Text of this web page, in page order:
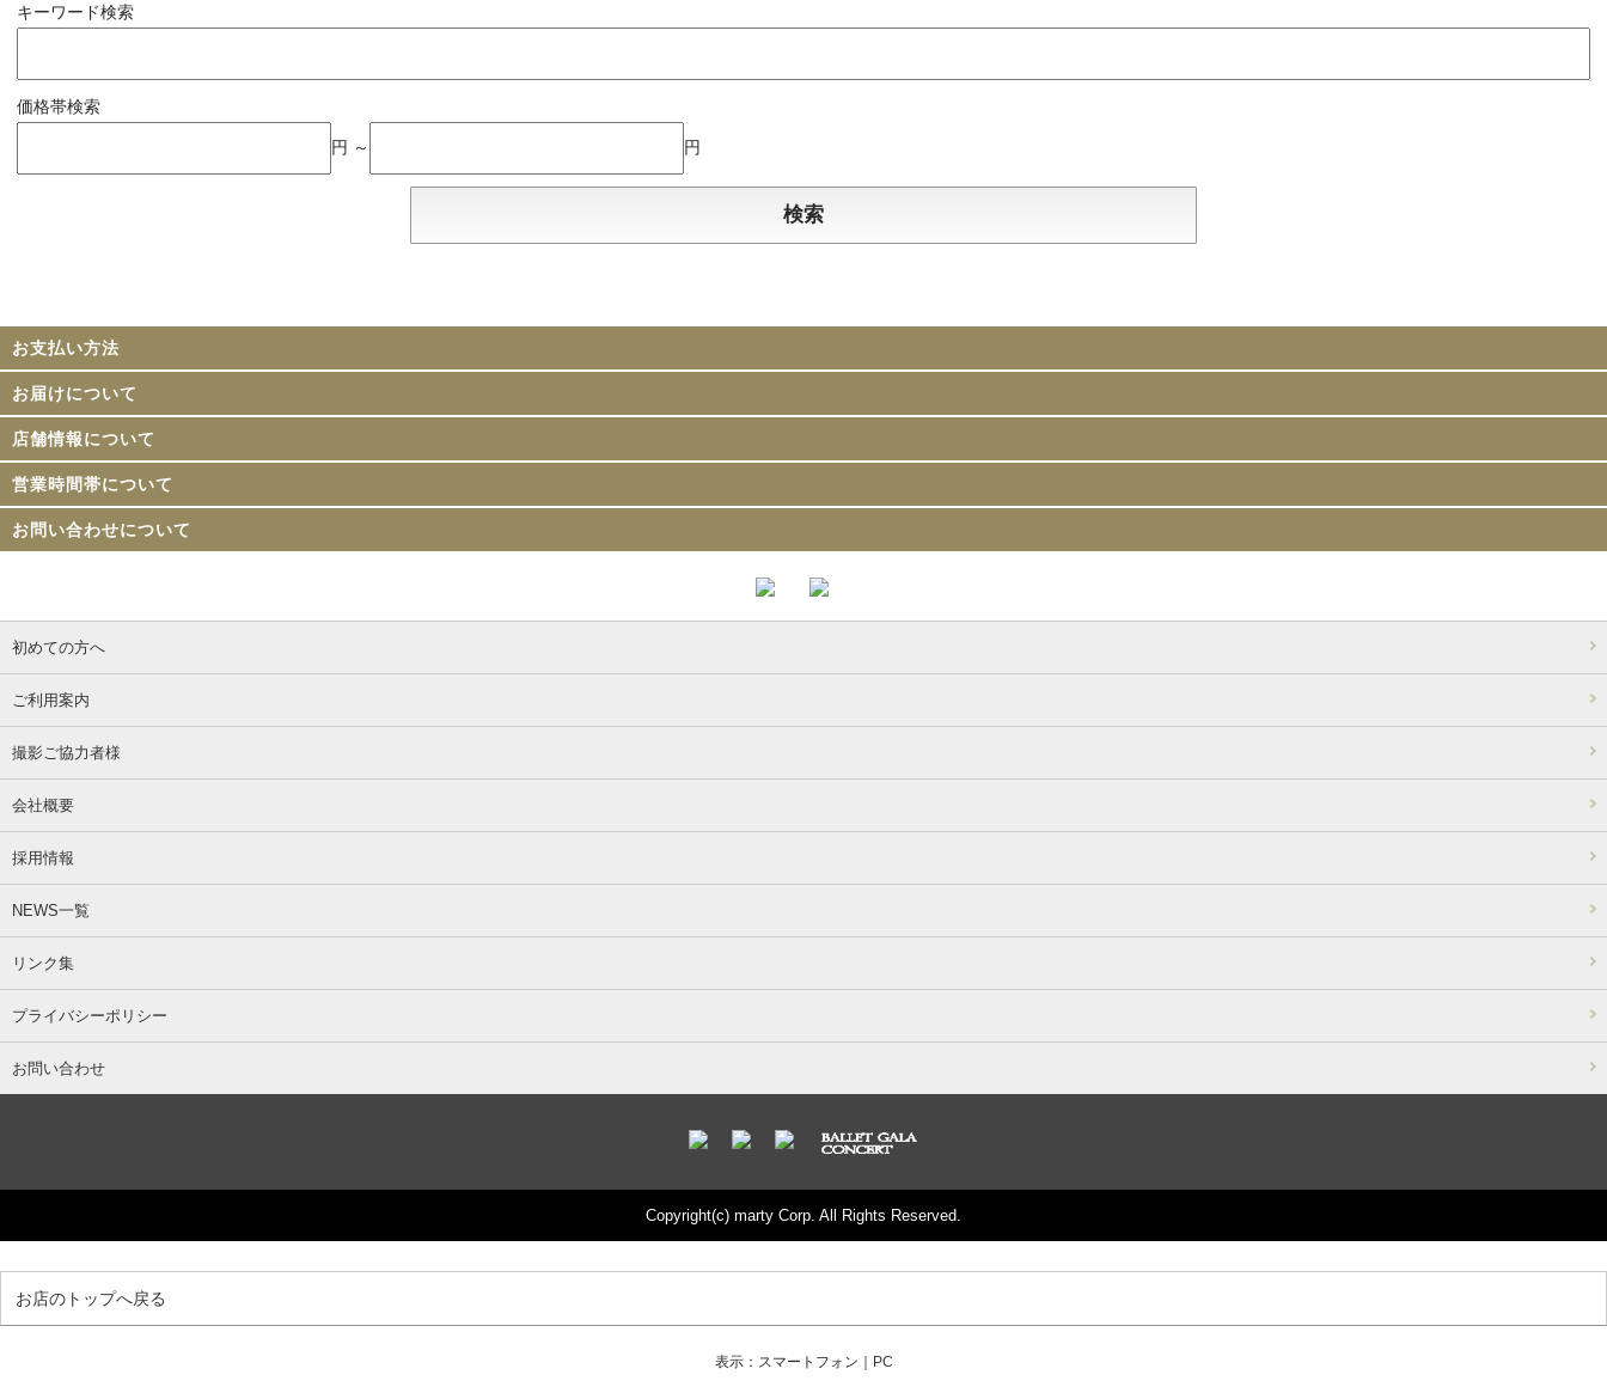
キーワード検索
価格帯検索
円 ～ 円
お支払い方法
お届けについて
店舗情報について
営業時間帯について
お問い合わせについて
初めての方へ
ご利用案内
撮影ご協力者様
会社概要
採用情報
NEWS一覧
リンク集
プライバシーポリシー
お問い合わせ
Copyright(c) marty Corp. All Rights Reserved.
お店のトップへ戻る
表示：スマートフォン｜ PC